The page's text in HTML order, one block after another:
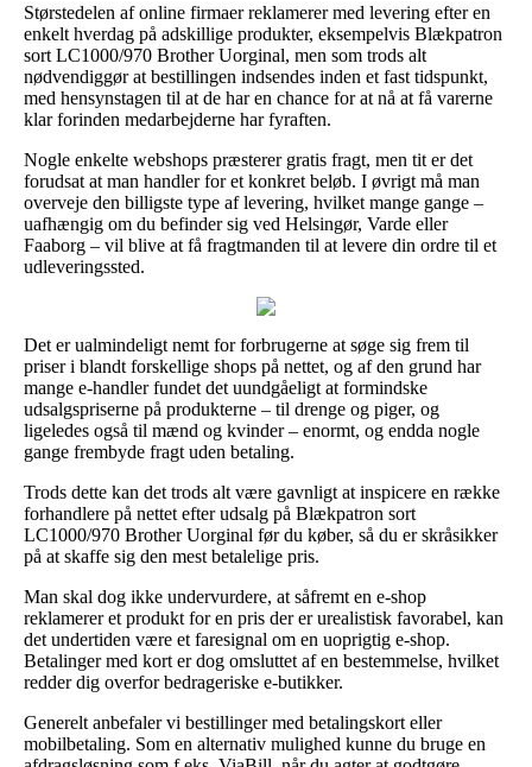
Størstedelen af online firmaer reklamerer med levering efter en
enkelt hverdag på adskillige produkter, eksempelvis Blækpatron
sort LC1000/970 Brother Uorginal, men som trods alt
nødvendiggør at bestillingen indsendes inden et fast tidspunkt,
med hensynstagen til at de har en chance for at nå at få varerne
klar forinden medarbejderne har fyraften.
Nogle enkelte webshops præsterer gratis fragt, men tit er det
forudsat at man handler for et konkret beløb. I øvrigt må man
overveje den billigste type af levering, hvilket mange gange –
uafhængig om du befinder sig ved Helsingør, Varde eller
Faaborg – vil blive at få fragtmanden til at levere din ordre til et
udleveringssted.
Det er ualmindeligt nemt for forbrugerne at søge sig frem til
priser i blandt forskellige shops på nettet, og af den grund har
mange e-handler fundet det uundgåeligt at formindske
udsalgspriserne på produkterne – til drenge og piger, og
ligeledes også til mænd og kvinder – enormt, og endda nogle
gange frembyde fragt uden betaling.
Trods dette kan det trods alt være gavnligt at inspicere en række
forhandlere på nettet efter udsalg på Blækpatron sort
LC1000/970 Brother Uorginal før du køber, så du er skråsikker
på at skaffe sig den mest betalelige pris.
Man skal dog ikke undervurdere, at såfremt en e-shop
reklamerer et produkt for en pris der er urealistisk favorabel, kan
det undertiden være et faresignal om en uoprigtig e-shop.
Betalinger med kort er dog omsluttet af en bestemmelse, hvilket
redder dig overfor bedrageriske e-butikker.
Generelt anbefaler vi bestillinger med betalingskort eller
mobilbetaling. Som en alternativ mulighed kunne du bruge en